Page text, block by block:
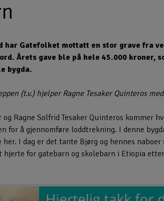
har Gatefolket mottatt en stor grave fra
Årets gave ble på hele 45.000 kroner,
bygda.
(t.v.) hjelper Ragne Tesaker Quinteros
og Ragne Solfrid Tesaker Quinteros kommer
for å gjennomføre loddtrekning. I denne
her. I dag er det tante Bjørg og hennes
hjerte for gatebarn og skolebarn i Etiopia